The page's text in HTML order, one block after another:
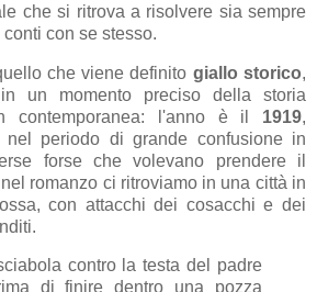
che si ritrova a risolvere sia sempre
con se stesso.
che viene definito giallo storico,
un momento preciso della storia
contemporanea: l'anno è il 1919,
nel periodo di grande confusione in
forse che volevano prendere il
romanzo ci ritroviamo in una città in
con attacchi dei cosacchi e dei
contro la testa del padre
di finire dentro una pozza